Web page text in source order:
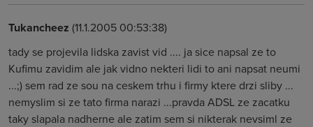
Tukancheez (11.1.2005 00:53:38)
tady se projevila lidska zavist vid .... ja sice napsal ze to
Kufimu zavidim ale jak vidno nekteri lidi to ani napsat neumi
...;) sem rad ze sou na ceskem trhu i firmy ktere drzi sliby ...
nemyslim si ze tato firma narazi ...pravda ADSL ze zacatku
taky slapala nadherne ale zatim sem si nikterak nevsiml ze